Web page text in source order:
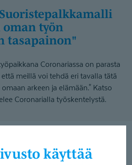
käyttää
työn
tasapainon"
Coronariassa on parasta
meillä voi tehdä eri tavalla tätä
arkeen ja elämään." Katso
Coronarialla työskentelystä.
Muuta
evästeasetuksia